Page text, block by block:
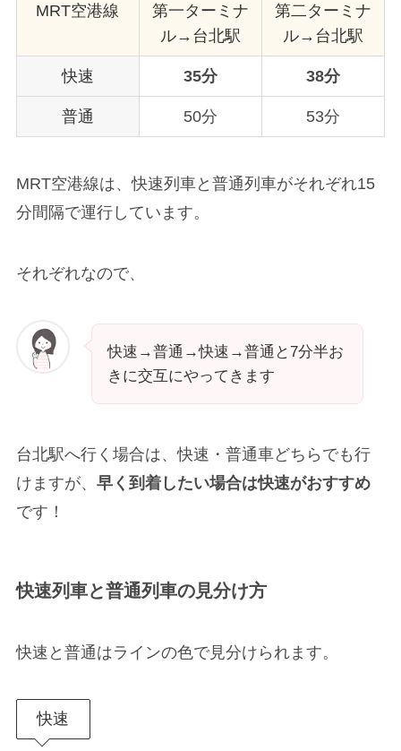
MRT空港線
第一ターミナ
ル→台北駅
第二ターミナ
ル→台北駅
快速 35分 38分
普通 50分 53分
MRT空港線は、快速列車と普通列車がそれぞれ15
分間隔で運行しています。
それぞれなので、
快速→普通→快速→普通と7分半お
きに交互にやってきます
台北駅へ行く場合は、快速・普通車どちらでも行
けますが、 早く到着したい場合は快速がおすすめ
です！
快速列車と普通列車の見分け方
快速と普通はラインの色で見分けられます。
快速